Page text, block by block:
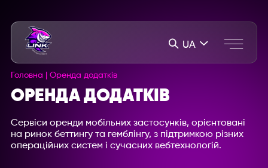
UA
Головна Оренда додатків
ОРЕНДА ДОДАТКІВ
Сервіси оренди мобільних застосунків, орієнтовані
на ринок беттингу та гемблінгу, з підтримкою різних
операційних систем і сучасних вебтехнологій.